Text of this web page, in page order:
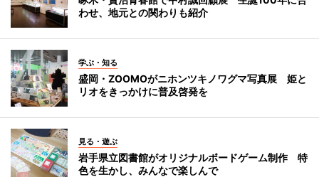
わせ、地元との関わりも紹介
学ぶ・知る
盛岡・ZOOMOがニホンツキノワグマ写真展 姫と
リオをきっかけに普及啓発を
見る・遊ぶ
岩手県立図書館がオリジナルボードゲーム制作 特
色を生かし、みんなで楽しんで